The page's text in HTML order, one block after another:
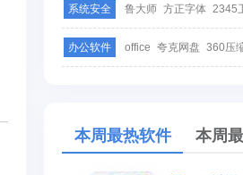
系统安全 鲁大师 方正字体 2345
办公软件 office 夸克网盘 360压
本周最热软件 本周